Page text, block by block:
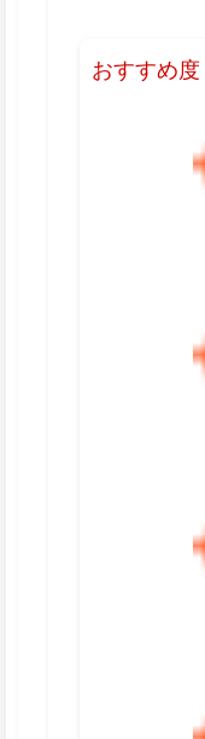
おすすめ度